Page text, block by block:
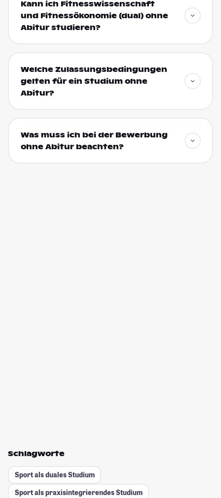
Kann ich Fitnesswissenschaft
und Fitnessökonomie (dual) ohne
Abitur studieren?
Welche Zulassungsbedingungen
gelten für ein Studium ohne
Abitur?
Was muss ich bei der Bewerbung
ohne Abitur beachten?
Schlagworte
Sport als duales Studium
Sport als praxisintegrierendes Studium